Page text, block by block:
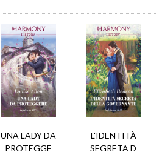
UNA LADY DA
PROTEGGE
L'IDENTITÀ
SEGRETA D